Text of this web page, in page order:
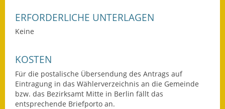
Ortsrecht
Wahlen
ERFORDERLICHE UNTERLAGEN
Keine
KOSTEN
Für die postalische Übersendung des Antrags auf
Eintragung in das Wählerverzeichnis an die Gemeinde
bzw. das Bezirksamt Mitte in Berlin fällt das
entsprechende Briefporto an.